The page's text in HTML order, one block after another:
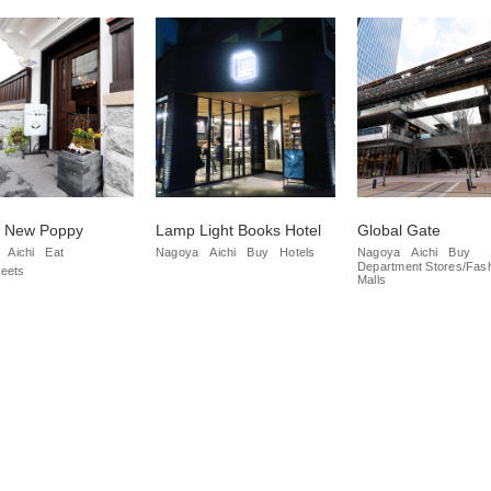
New Poppy
Aichi
Eat
Lamp Light Books Hotel
Nagoya Aichi Buy Hotels
Global Gate
Nagoya Aichi
Buy
Department Stores/
Malls